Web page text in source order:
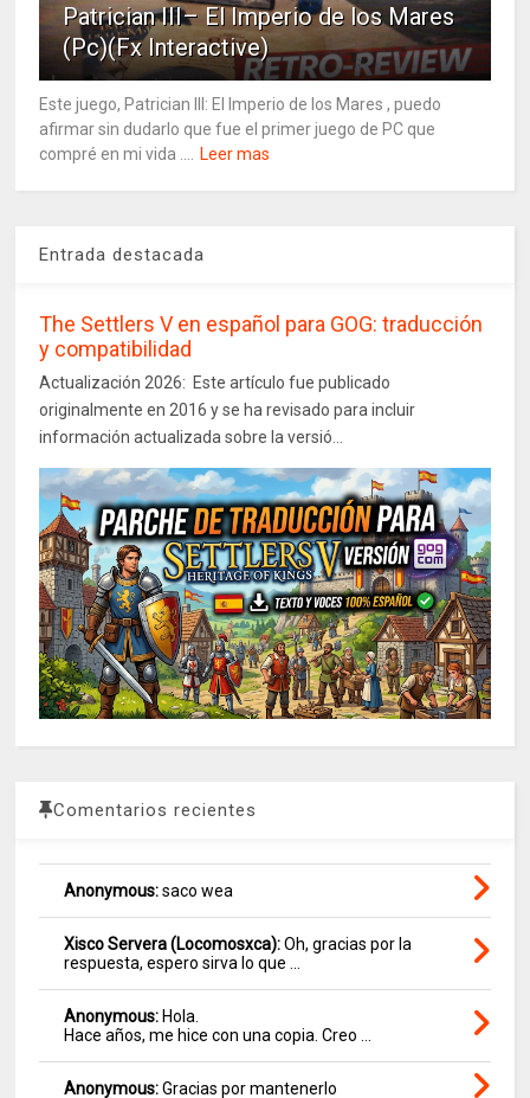
Patrician III– El Imperio de los Mares
(Pc)(Fx Interactive)
Este juego, Patrician III: El Imperio de los Mares , puedo
afirmar sin dudarlo que fue el primer juego de PC que
compré en mi vida ....
Leer mas
Entrada destacada
The Settlers V en español para GOG: traducción
y compatibilidad
Actualización 2026: Este artículo fue publicado
originalmente en 2016 y se ha revisado para incluir
información actualizada sobre la versió...
Comentarios recientes
Anonymous:saco wea
Xisco Servera (Locomosxca):Oh, gracias por la
respuesta, espero sirva lo que ...
Anonymous: Hola.
Hace años, me hice con una copia. Creo ...
Anonymous:Gracias por mantenerlo